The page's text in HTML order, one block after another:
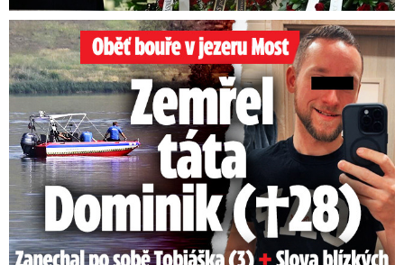
Oběť bouře v jezeru Most: Zemřel táta Dominik (†28)